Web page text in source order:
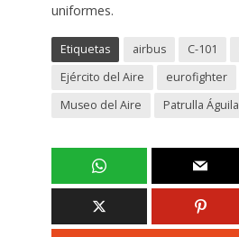
uniformes.
Etiquetas airbus C-101
Ejército del Aire
eurofighter
Museo del Aire
Patrulla Águila